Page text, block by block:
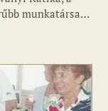
munkatársa…